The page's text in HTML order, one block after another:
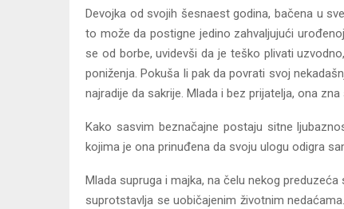
Devojka od svojih šesnaest godina, bačena u
to može da postigne jedino zahvaljujući
se od borbe, uvidevši da je teško plivati
poniženja. Pokuša li pak da povrati svoj
najradije da sakrije. Mlada i bez prijatelja, ona
Kako sasvim beznačajne postaju sitne
kojima je ona prinuđena da svoju ulogu odigra
Mlada supruga i majka, na čelu nekog
suprotstavlja se uobičajenim životnim